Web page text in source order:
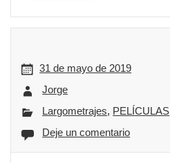
31 de mayo de 2019
Jorge
Largometrajes, PELÍCULAS
Deje un comentario